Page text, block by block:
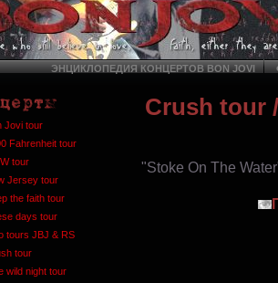
ЭНЦИКЛОПЕДИЯ КОНЦЕРТОВ BON JOVI
Jovi tour
Fahrenheit tour
tour
Jersey tour
the faith tour
days tour
tours JBJ & RS
tour
wild night tour
Crush tour/
"Stoke On The